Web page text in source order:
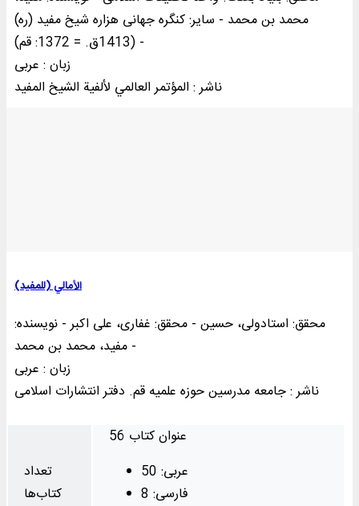
محمد بن محمد - سایر: کنگره‌ جها‌نی‌ هزاره‌ شیخ‌ مفید (ره‌)
(1413ق‌. = 1372: قم‌) -
زبان : عربی
ناشر : المؤتمر العالمي لألفية الشيخ المفيد
الأمالي (للمفيد)
محقق: استادولی، حسین - محقق: غفاری، علی‌ اکبر - نویسنده:
مفید، محمد بن محمد -
زبان : عربی
ناشر : جامعه مدرسین حوزه علمیه قم. دفتر انتشارات اسلامی
تعداد
کتاب‌ها
56 عنوان کتاب
عربی: 50
فارسی: 8